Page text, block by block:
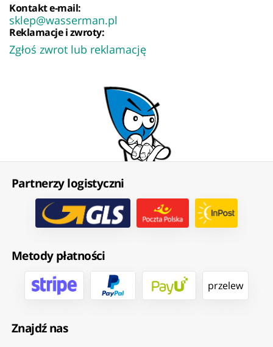
Kontakt e-mail:
sklep@wasserman.pl
Reklamacje i zwroty:
Zgłoś zwrot lub reklamację
Partnerzy logistyczni
Metody płatności
przelew
Znajdź nas